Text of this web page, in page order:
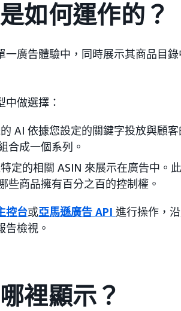
如何運作的？
一廣告體驗中，同時展示其商品目
做選擇：
AI 依據您設定的關鍵字投放與顧
合成一個系列。
定的相關 ASIN 來展示在廣告中。
些商品擁有百分之百的控制權。
控台或亞馬遜廣告 API 進行操作，
告檢視。
裡顯示？